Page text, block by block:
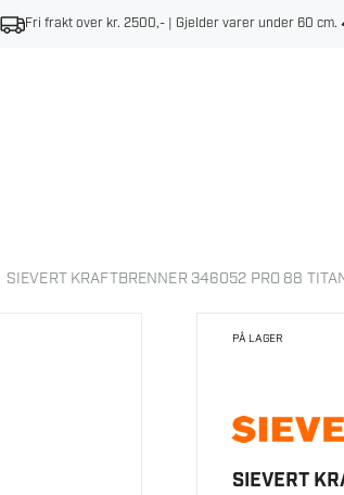
Fri frakt over kr. 2500,- | Gjelder varer under 60 cm.
SIEVERT KRAFTBRENNER 346052 PRO 88
PÅ LAGER
SIEVERT